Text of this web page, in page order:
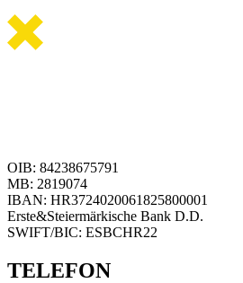
OIB: 84238675791
MB: 2819074
IBAN: HR3724020061825800001
Erste&Steiermärkische Bank D.D.
SWIFT/BIC: ESBCHR22
TELEFON